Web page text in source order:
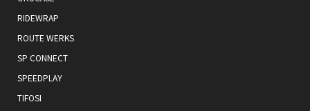
RIDEWRAP
ROUTE WERKS
SP CONNECT
SPEEDPLAY
TIFOSI